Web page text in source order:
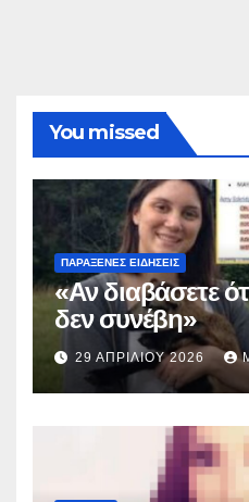
You missed
ΠΑΡΆΞΕΝΕΣ ΕΙΔΉΣΕΙΣ
«Αν διαβάσετε
δεν συνέβη»
29 ΑΠΡΙΛΊΟΥ 2026